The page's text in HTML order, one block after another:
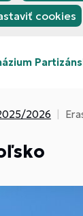
cookies
2026